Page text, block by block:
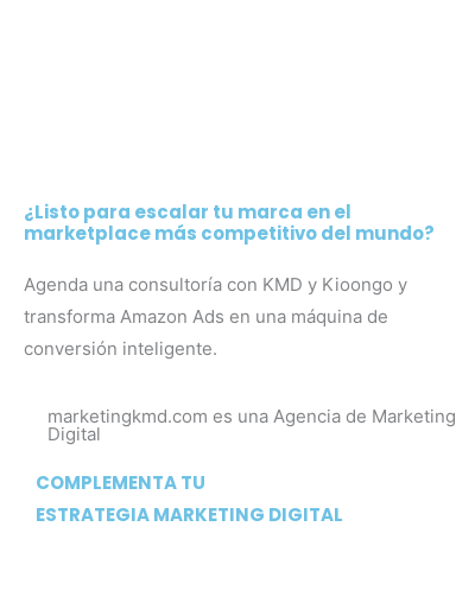
¿Listo para escalar tu marca en el
marketplace más competitivo del mundo?
Agenda una consultoría con KMD y Kioongo y
transforma Amazon Ads en una máquina de
conversión inteligente.
marketingkmd.com es una Agencia de Marketing
Digital
COMPLEMENTA TU
ESTRATEGIA MARKETING DIGITAL